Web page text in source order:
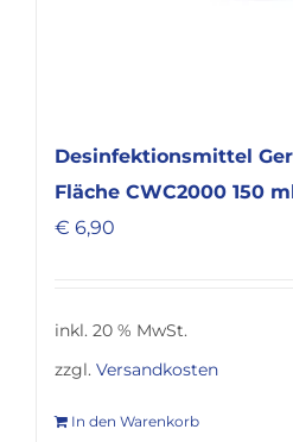
Desinfektionsmittel
Fläche CWC2000 150
€ 6,90
inkl. 20 % MwSt.
zzgl. Versandkosten
In den Warenkorb